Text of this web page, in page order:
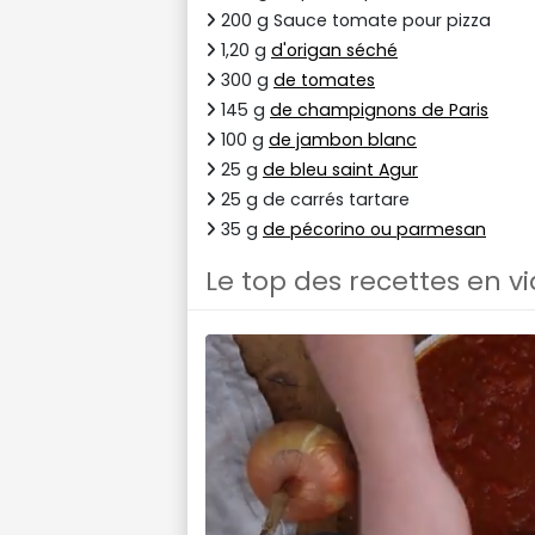
200 g Sauce tomate pour pizza
1,20 g d'origan séché
300 g de tomates
145 g de champignons de Paris
100 g de jambon blanc
25 g de bleu saint Agur
25 g de carrés tartare
35 g de pécorino ou parmesan
Le top des recettes en